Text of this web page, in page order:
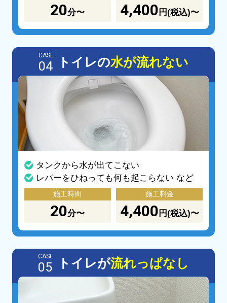
20分〜 4,400 円(税込)〜
CASE
04 トイレの水が流れない
タンクから水が出てこない
レバーをひねっても何も起こらない など
施工時間
20分〜
施工料金
4,400 円(税込)〜
CASE
05 トイレが流れっぱなし